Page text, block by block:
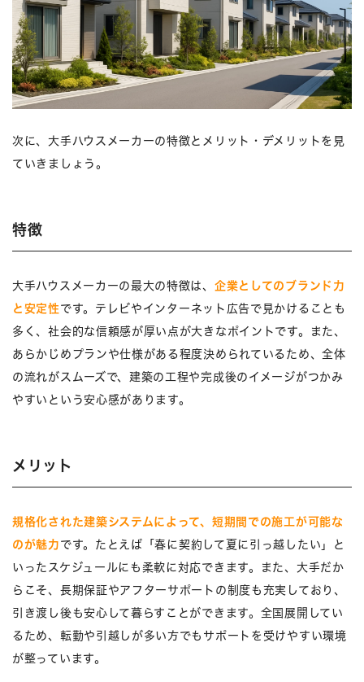
次に、大手ハウスメーカーの特徴とメリット・デメリットを見
ていきましょう。
特徴
大手ハウスメーカーの最大の特徴は、 企業としてのブランド力
と安定性 です。テレビやインターネット広告で見かけることも
多く、社会的な信頼感が厚い点が大きなポイントです。また、
あらかじめプランや仕様がある程度決められているため、全体
の流れがスムーズで、建築の工程や完成後のイメージがつかみ
やすいという安心感があります。
メリット
規格化された建築システムによって、短期間での施工が可能な
のが魅力 です。たとえば「春に契約して夏に引っ越したい」と
いったスケジュールにも柔軟に対応できます。また、大手だか
らこそ、長期保証やアフターサポートの制度も充実しており、
引き渡し後も安心して暮らすことができます。全国展開してい
るため、転勤や引越しが多い方でもサポートを受けやすい環境
が整っています。